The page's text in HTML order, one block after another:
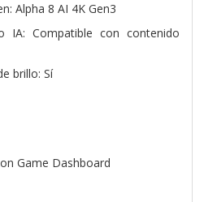
Alpha 8 AI 4K Gen3
IA: Compatible con contenido
brillo: Sí
Game Dashboard